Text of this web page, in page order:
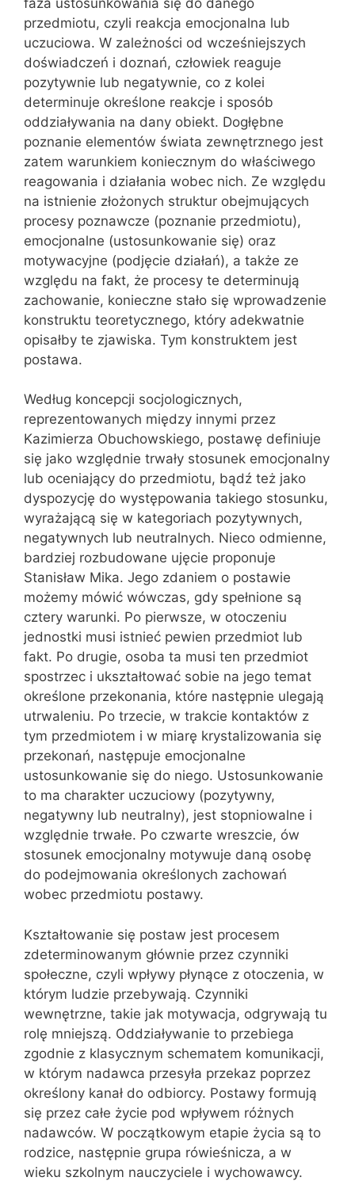
przedmiotu, czyli reakcja emocjonalna lub
uczuciowa. W zależności od wcześniejszych
doświadczeń i doznań, człowiek reaguje
pozytywnie lub negatywnie, co z kolei
determinuje określone reakcje i sposób
oddziaływania na dany obiekt. Dogłębne
poznanie elementów świata zewnętrznego jest
zatem warunkiem koniecznym do właściwego
reagowania i działania wobec nich. Ze względu
na istnienie złożonych struktur obejmujących
procesy poznawcze (poznanie przedmiotu),
emocjonalne (ustosunkowanie się) oraz
motywacyjne (podjęcie działań), a także ze
względu na fakt, że procesy te determinują
zachowanie, konieczne stało się wprowadzenie
konstruktu teoretycznego, który adekwatnie
opisałby te zjawiska. Tym konstruktem jest
postawa.
Według koncepcji socjologicznych,
reprezentowanych między innymi przez
Kazimierza Obuchowskiego, postawę definiuje
się jako względnie trwały stosunek emocjonalny
lub oceniający do przedmiotu, bądź też jako
dyspozycję do występowania takiego stosunku,
wyrażającą się w kategoriach pozytywnych,
negatywnych lub neutralnych. Nieco odmienne,
bardziej rozbudowane ujęcie proponuje
Stanisław Mika. Jego zdaniem o postawie
możemy mówić wówczas, gdy spełnione są
cztery warunki. Po pierwsze, w otoczeniu
jednostki musi istnieć pewien przedmiot lub
fakt. Po drugie, osoba ta musi ten przedmiot
spostrzec i ukształtować sobie na jego temat
określone przekonania, które następnie ulegają
utrwaleniu. Po trzecie, w trakcie kontaktów z
tym przedmiotem i w miarę krystalizowania się
przekonań, następuje emocjonalne
ustosunkowanie się do niego. Ustosunkowanie
to ma charakter uczuciowy (pozytywny,
negatywny lub neutralny), jest stopniowalne i
względnie trwałe. Po czwarte wreszcie, ów
stosunek emocjonalny motywuje daną osobę
do podejmowania określonych zachowań
wobec przedmiotu postawy.
Kształtowanie się postaw jest procesem
zdeterminowanym głównie przez czynniki
społeczne, czyli wpływy płynące z otoczenia, w
którym ludzie przebywają. Czynniki
wewnętrzne, takie jak motywacja, odgrywają tu
rolę mniejszą. Oddziaływanie to przebiega
zgodnie z klasycznym schematem komunikacji,
w którym nadawca przesyła przekaz poprzez
określony kanał do odbiorcy. Postawy formują
się przez całe życie pod wpływem różnych
nadawców. W początkowym etapie życia są to
rodzice, następnie grupa rówieśnicza, a w
wieku szkolnym nauczyciele i wychowawcy.